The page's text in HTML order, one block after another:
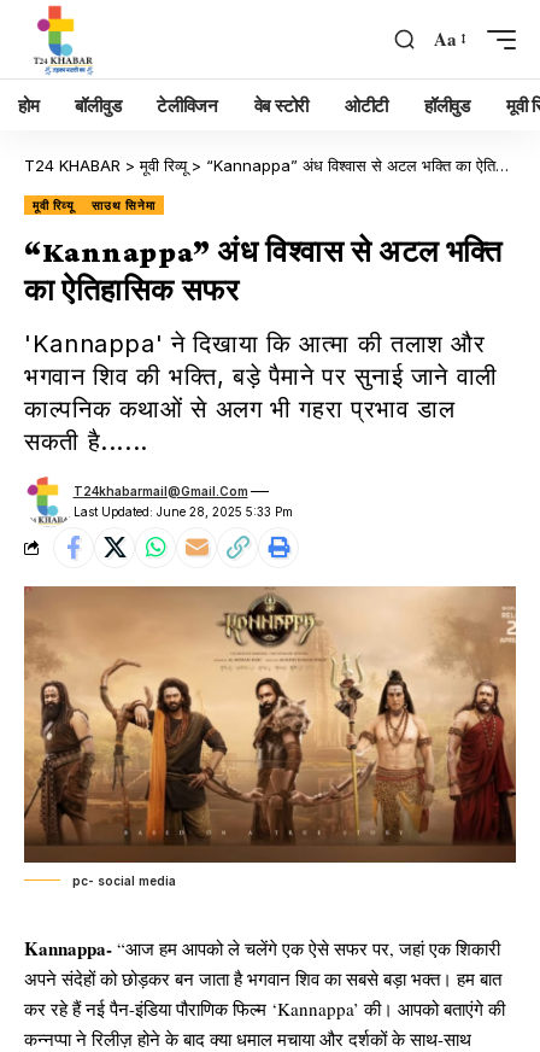
Aa
होम बॉलीवुड टेलीविजन वेब स्टोरी ओटीटी हॉलीवुड मूवी
T24 KHABAR >मूवी रिव्यू> “Kannappa” अंध विश्वास से अटल भक्ति का ऐतिहासिक सफर
मूवी रिव्यू साउथ सिनेमा
“Kannappa” अंध विश्वास से अटल भक्ति
का ऐतिहासिक सफर
'Kannappa' ने दिखाया कि आत्मा की तलाश और
भगवान शिव की भक्ति, बड़े पैमाने पर सुनाई जाने वाली
काल्पनिक कथाओं से अलग भी गहरा प्रभाव डाल
सकती है......
Last Updated: June 28, 2025 5:33 Pm
T24khabarmail@gmail.com
pc- social media
Kannappa- “आज हम आपको ले चलेंगे एक ऐसे सफर पर, जहां एक शिकारी
अपने संदेहों को छोड़कर बन जाता है भगवान शिव का सबसे बड़ा भक्त। हम बात
कर रहे हैं नई पैन-इंडिया पौराणिक फिल्म ‘Kannappa’ की। आपको बताएंगे की
कन्नप्पा ने रिलीज़ होने के बाद क्या धमाल मचाया और दर्शकों के साथ-साथ